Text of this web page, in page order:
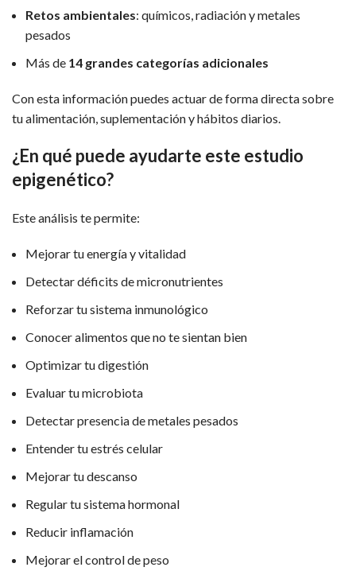
Retos ambientales: químicos, radiación y metales
pesados
Más de 14 grandes categorías adicionales
Con esta información puedes actuar de forma directa sobre
tu alimentación, suplementación y hábitos diarios.
¿En qué puede ayudarte este estudio
epigenético?
Este análisis te permite:
Mejorar tu energía y vitalidad
Detectar déficits de micronutrientes
Reforzar tu sistema inmunológico
Conocer alimentos que no te sientan bien
Optimizar tu digestión
Evaluar tu microbiota
Detectar presencia de metales pesados
Entender tu estrés celular
Mejorar tu descanso
Regular tu sistema hormonal
Reducir inflamación
Mejorar el control de peso